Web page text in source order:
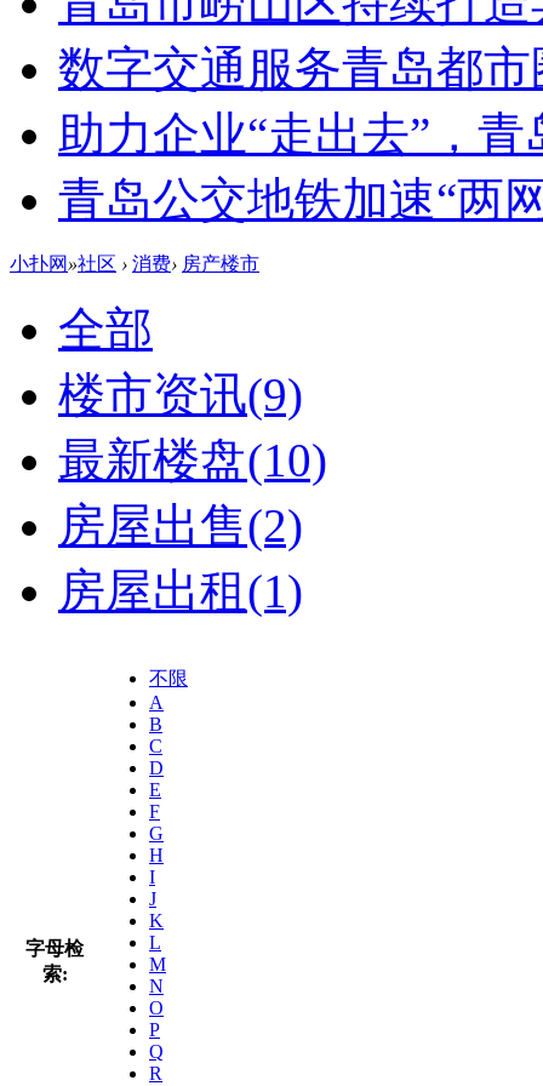
数字交通服务青岛都
助力企业“走出去”，
青岛公交地铁加速“两
小扑网 »社区 › 消费› 房产楼市
全部
楼市资讯(9)
最新楼盘(10)
房屋出售(2)
房屋出租(1)
字母检
索:
不限
A
B
C
D
E
F
G
H
I
J
K
L
M
N
O
P
Q
R